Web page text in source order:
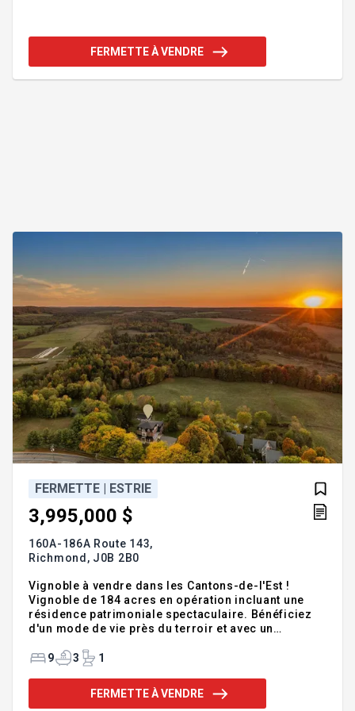
électricité, remise/hangar et 2 stations de pompage
avec bassins de 2 800 gallons. Un domaine
FERMETTE À VENDRE
FERMETTE | ESTRIE
3,995,000 $
160A-186A Route 143,
Richmond, J0B 2B0
Vignoble à vendre dans les Cantons-de-l'Est !
Vignoble de 184 acres en opération incluant une
résidence patrimoniale spectaculaire. Bénéficiez
d'un mode de vie près du terroir et avec un
soigneusement entretenu, où plus de 16 000 plants
vue imprenable sur la campagne environnante. Sur
un lot distinct, se trouve la demeure principale
9 3 1
FERMETTE À VENDRE